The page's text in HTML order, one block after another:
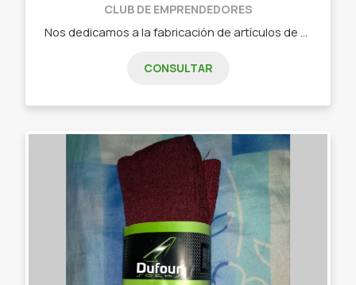
CLUB DE EMPRENDEDORES
CONSULTAR